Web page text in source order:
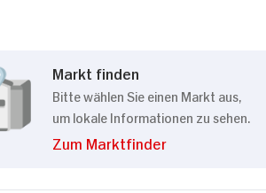
Markt finden
Bitte wählen Sie einen Markt aus,
um lokale Informationen zu sehen.
Zum Marktfinder